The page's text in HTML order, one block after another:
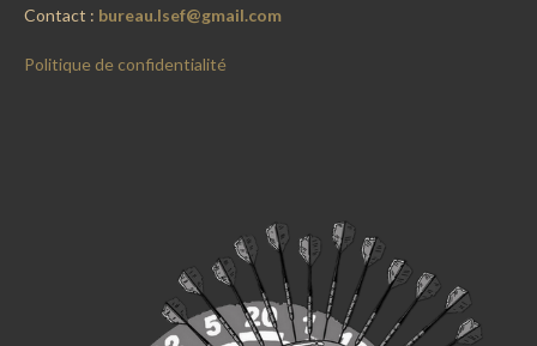
Contact : bureau.lsef@gmail.com
Politique de confidentialité